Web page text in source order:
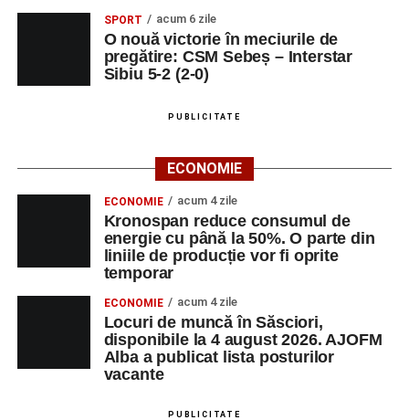
SPORT acum 6 zile
O nouă victorie în meciurile de
pregătire: CSM Sebeș – Interstar
Sibiu 5-2 (2-0)
PUBLICITATE
ECONOMIE
ECONOMIE acum 4 zile
Kronospan reduce consumul de
energie cu până la 50%. O parte din
liniile de producție vor fi oprite
temporar
ECONOMIE acum 4 zile
Locuri de muncă în Săsciori,
disponibile la 4 august 2026. AJOFM
Alba a publicat lista posturilor
vacante
PUBLICITATE